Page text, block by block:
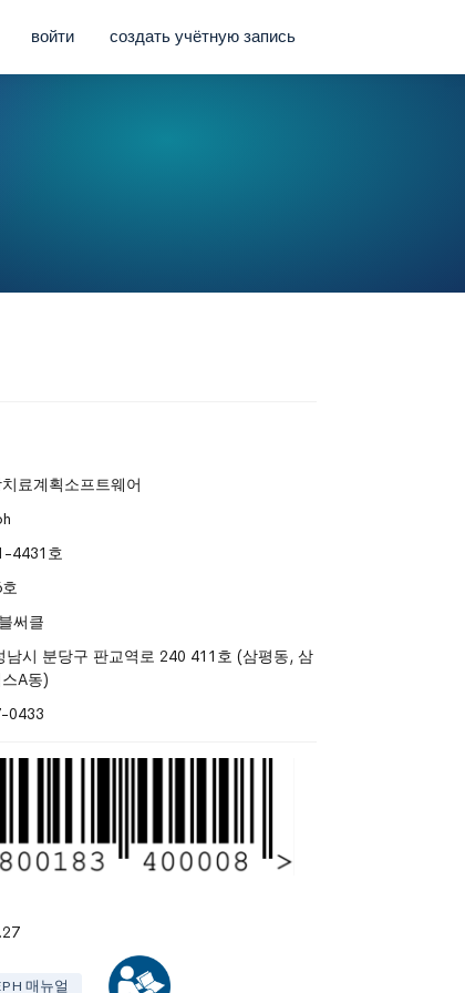
войти создать учётную запись
료계획소프트웨어
4431호
써클
남시 분당구 판교역로 240 411호 (삼평동, 삼
A동)
0433
매뉴얼